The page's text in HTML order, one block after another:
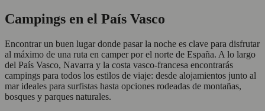
Campings en el País Vasco
Encontrar un buen lugar donde pasar la noche es clave para disfrutar
al máximo de una ruta en camper por el norte de España. A lo largo
del País Vasco, Navarra y la costa vasco-francesa encontrarás
campings para todos los estilos de viaje: desde alojamientos junto al
mar ideales para surfistas hasta opciones rodeadas de montañas,
bosques y parques naturales.